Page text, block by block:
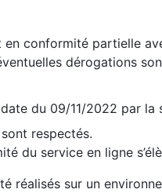
en conformité partielle
dérogations
du 09/11/2022 par
respectés.
du service en ligne
réalisés sur un